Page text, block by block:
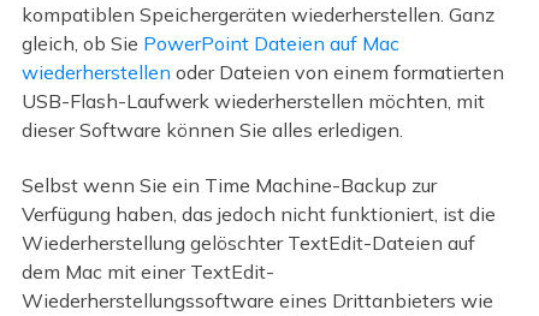
kompatiblen Speichergeräten wiederherstellen. Ganz
gleich, ob Sie PowerPoint Dateien auf Mac
wiederherstellen oder Dateien von einem formatierten
USB-Flash-Laufwerk wiederherstellen möchten, mit
dieser Software können Sie alles erledigen.
Selbst wenn Sie ein Time Machine-Backup zur
Verfügung haben, das jedoch nicht funktioniert, ist die
Wiederherstellung gelöschter TextEdit-Dateien auf
dem Mac mit einer TextEdit-
Wiederherstellungssoftware eines Drittanbieters wie